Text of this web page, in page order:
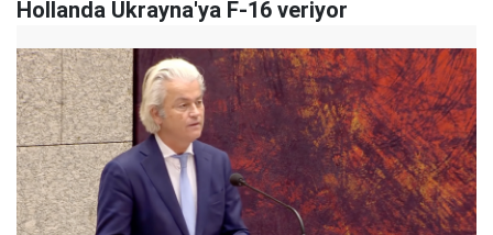
Hollanda Ukrayna'ya F-16 veriyor